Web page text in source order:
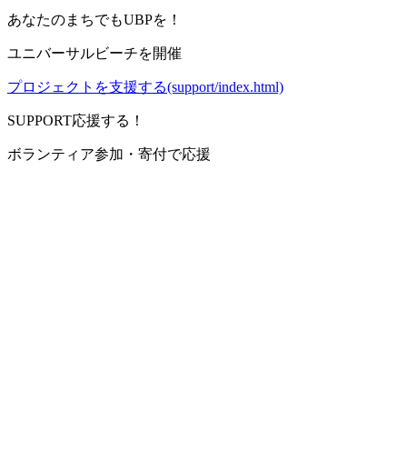
あなたのまちでもUBPを！
ユニバーサルビーチを開催
プロジェクトを支援する(support/index.html)
SUPPORT応援する！
ボランティア参加・寄付で応援